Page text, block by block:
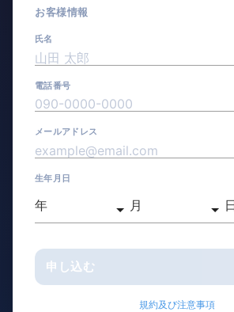
お客様情報
氏名
電話番号
メールアドレス
生年月日
規約及び注意事項